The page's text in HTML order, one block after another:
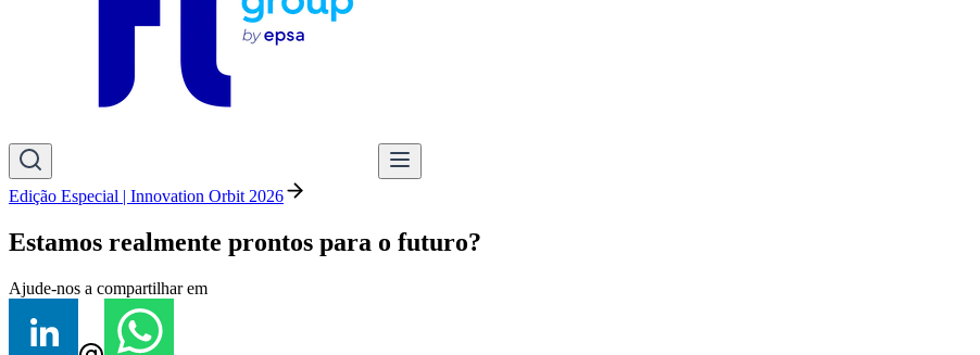
Edição Especial | Innovation Orbit 2026
Estamos realmente prontos para o futuro?
Ajude-nos a compartilhar em